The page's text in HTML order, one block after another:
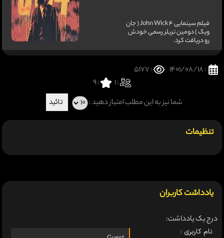
فیلم سینمایی John Wick 4 ( جان
ویک ) دومین تریلر رسمی خودش
رو دریافت کرد.
: 1401/08/18
: 5177
: 1
:
9
شما نیز به این مطلب امتیاز دهید :
تنظیمات
یادداشت کاربران
درج یک یادداشت:
نام کاربری :